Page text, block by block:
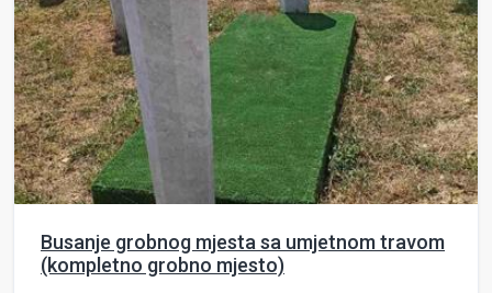
Busanje grobnog mjesta sa umjetnom travom
(kompletno grobno mjesto)